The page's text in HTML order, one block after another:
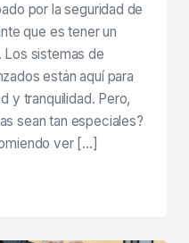
por la seguridad de
que es tener un
sistemas de
están aquí para
y tranquilidad. Pero,
sean tan especiales?
ver […]